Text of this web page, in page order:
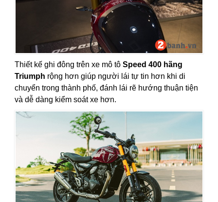
Thiết kế ghi đông trên xe mô tô Speed 400 hãng
Triumph rộng hơn giúp người lái tự tin hơn khi di
chuyển trong thành phố, đánh lái rẽ hướng thuận tiện
và dễ dàng kiểm soát xe hơn.